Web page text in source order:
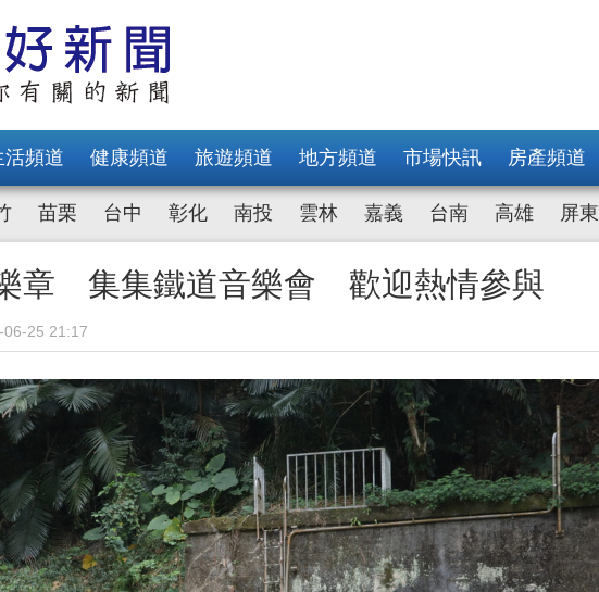
活頻道 健康頻道 旅遊頻道 地方頻道 市場快訊 房產頻道
苗栗 台中 彰化 南投 雲林 嘉義 台南 高雄 屏東
章 集集鐵道音樂會 歡迎熱情參與
06-25 21:17